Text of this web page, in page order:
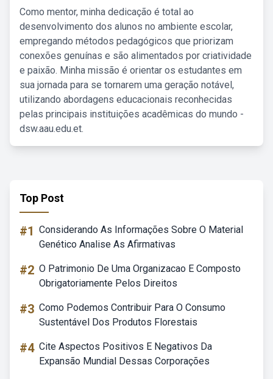
Como mentor, minha dedicação é total ao
desenvolvimento dos alunos no ambiente escolar,
empregando métodos pedagógicos que priorizam
conexões genuínas e são alimentados por criatividade
e paixão. Minha missão é orientar os estudantes em
sua jornada para se tornarem uma geração notável,
utilizando abordagens educacionais reconhecidas
pelas principais instituições acadêmicas do mundo -
dsw.aau.edu.et.
Top Post
#1 Considerando As Informações Sobre O Material
Genético Analise As Afirmativas
#2 O Patrimonio De Uma Organizacao E Composto
Obrigatoriamente Pelos Direitos
#3 Como Podemos Contribuir Para O Consumo
Sustentável Dos Produtos Florestais
#4 Cite Aspectos Positivos E Negativos Da
Expansão Mundial Dessas Corporações